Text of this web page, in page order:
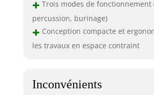
+ Trois modes de fonctionnement
percussion, burinage)
+ Conception compacte et
les travaux en espace contraint
Inconvénients